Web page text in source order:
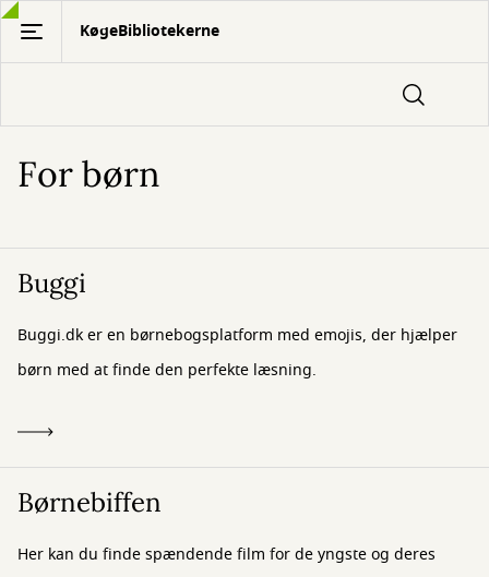
Gå
hovedindhold
KøgeBibliotekerne
For børn
Buggi
Buggi.dk er en børnebogsplatform med emojis, der hjælper
børn med at finde den perfekte læsning.
Børnebiffen
Her kan du finde spændende film for de yngste og deres